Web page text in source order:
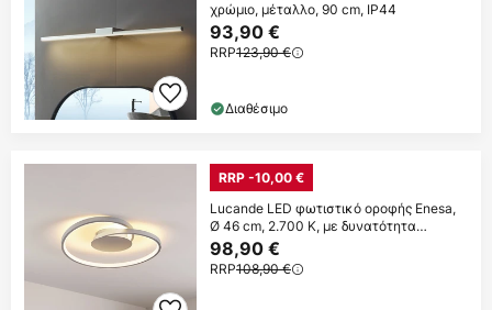
χρώμιο, μέταλλο, 90 cm, IP44
93,90 €
RRP123,90 €
Διαθέσιμο
RRP -10,00 €
Lucande LED φωτιστικό οροφής Enesa,
Ø 46 cm, 2.700 K, με δυνατότητα
ρύθμισης
98,90 €
RRP108,90 €